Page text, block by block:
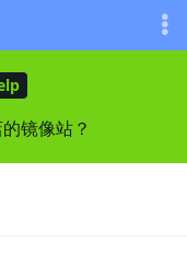
镜像站？